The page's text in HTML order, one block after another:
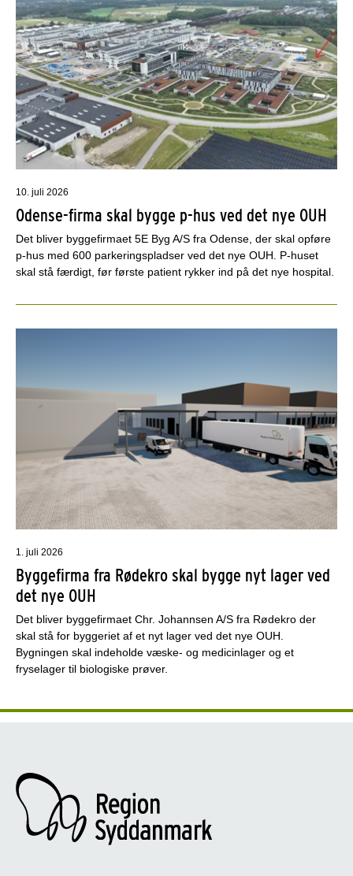
10. juli 2026
Odense-firma skal bygge p-hus ved det nye OUH
Det bliver byggefirmaet 5E Byg A/S fra Odense, der skal opføre
p-hus med 600 parkeringspladser ved det nye OUH. P-huset
skal stå færdigt, før første patient rykker ind på det nye hospital.
1. juli 2026
Byggefirma fra Rødekro skal bygge nyt lager ved
det nye OUH
Det bliver byggefirmaet Chr. Johannsen A/S fra Rødekro der
skal stå for byggeriet af et nyt lager ved det nye OUH.
Bygningen skal indeholde væske- og medicinlager og et
fryselager til biologiske prøver.